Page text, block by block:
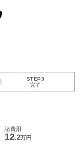
STEP3
完了
諸費用
12.2万円